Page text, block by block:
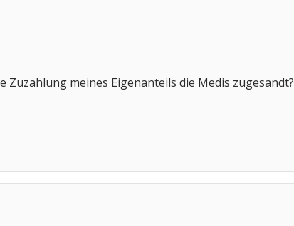
Zuzahlung meines Eigenanteils die Medis zugesandt?